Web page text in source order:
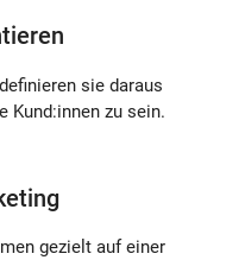
sie daraus
Kund:innen zu sein.
gezielt auf einer